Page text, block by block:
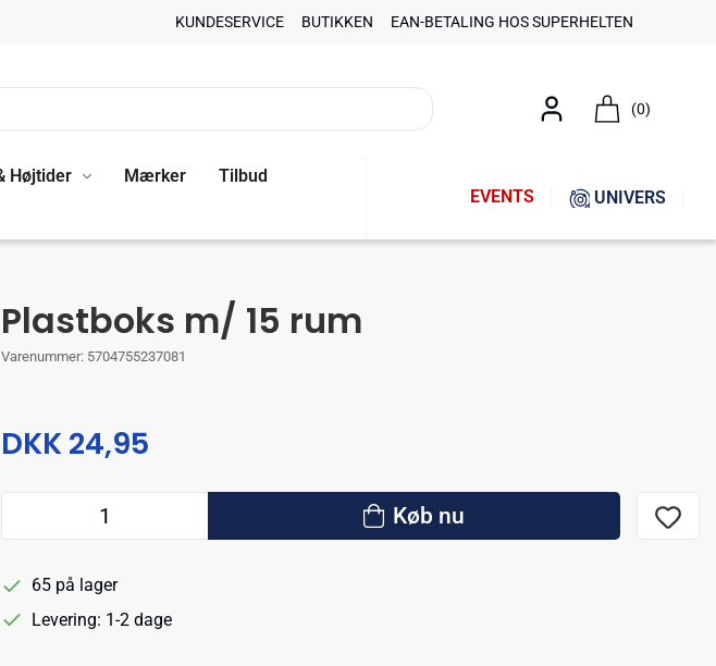
KUNDESERVICE BUTIKKEN EAN-BETALING HOS SUPERHELTEN
(0)
Højtider Mærker
Tilbud
EVENTS UNIVERS
Plastboks m/ 15 rum
Varenummer: 5704755237081
DKK 24,95
Køb nu
65 på lager
Levering: 1-2 dage